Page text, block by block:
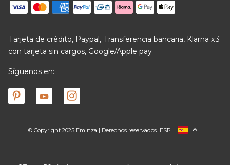
Tarjeta de crédito, Paypal, Transferencia bancaria, Klarna x3
con tarjeta sin cargos, Google/Apple pay
Síguenos en:
© Copyright 2025 Eminza | Derechos reservados |
FRANCIA
ALEMANIA
ESP